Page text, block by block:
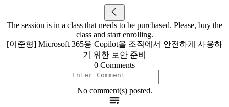
The session is in a class that needs to be purchased. Please, buy the
class and start enrolling.
[이준형] Microsoft 365용 Copilot을 조직에서 안전하게 사용하
기 위한 보안 준비
0 Comments
No comment(s) posted.